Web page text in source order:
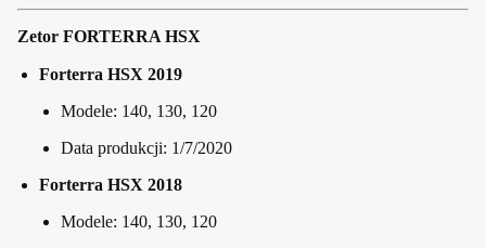
Zetor FORTERRA HSX
Forterra HSX 2019
Modele: 140, 130, 120
Data produkcji: 1/7/2020
Forterra HSX 2018
Modele: 140, 130, 120